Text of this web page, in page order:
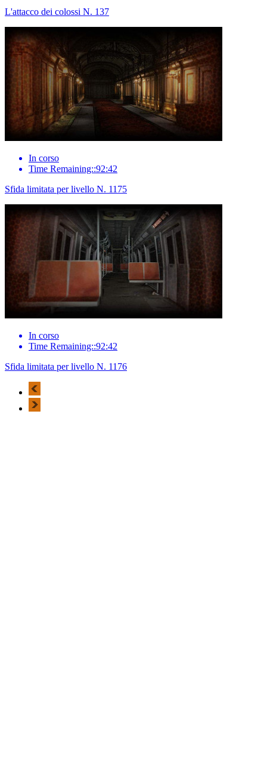
L'attacco dei colossi N. 137
In corso
Time Remaining::92:42
Sfida limitata per livello N. 1175
In corso
Time Remaining::92:42
Sfida limitata per livello N. 1176